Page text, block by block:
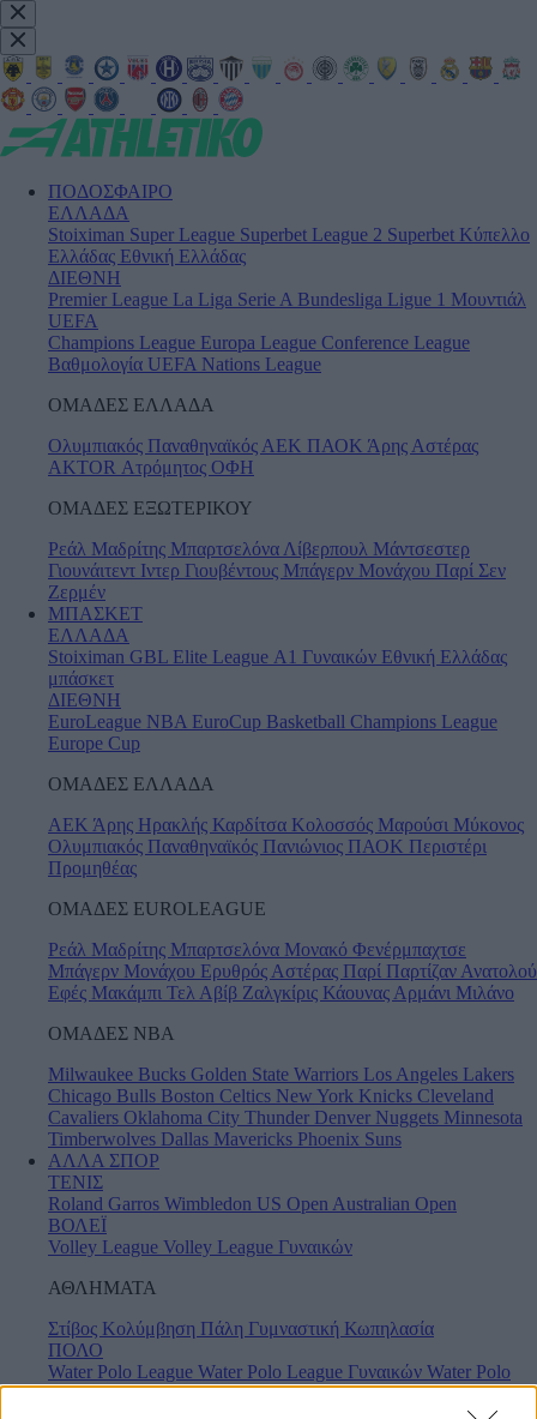
ΠΟΔΟΣΦΑΙΡΟ
ΕΛΛΑΔΑ
Stoiximan Super League Superbet League 2 Superbet Κύπελλο
Ελλάδας Εθνική Ελλάδας
ΔΙΕΘΝΗ
Premier League La Liga Serie A Bundesliga Ligue 1 Μουντιάλ
UEFA
Champions League Europa League Conference League
Βαθμολογία UEFA Nations League
ΟΜΑΔΕΣ ΕΛΛΑΔΑ
Ολυμπιακός Παναθηναϊκός ΑΕΚ ΠΑΟΚ Άρης Αστέρας
AKTOR Ατρόμητος ΟΦΗ
ΟΜΑΔΕΣ ΕΞΩΤΕΡΙΚΟΥ
Ρεάλ Μαδρίτης Μπαρτσελόνα Λίβερπουλ Μάντσεστερ
Γιουνάιτεντ Ιντερ Γιουβέντους Μπάγερν Μονάχου Παρί Σεν
Ζερμέν
ΜΠΑΣΚΕΤ
ΕΛΛΑΔΑ
Stoiximan GBL Elite League Α1 Γυναικών Εθνική Ελλάδας
μπάσκετ
ΔΙΕΘΝΗ
EuroLeague NBA EuroCup Basketball Champions League
Europe Cup
ΟΜΑΔΕΣ ΕΛΛΑΔΑ
ΑΕΚ Άρης Ηρακλής Καρδίτσα Κολοσσός Μαρούσι Μύκονος
Ολυμπιακός Παναθηναϊκός Πανιώνιος ΠΑΟΚ Περιστέρι
Προμηθέας
ΟΜΑΔΕΣ EUROLEAGUE
Ρεάλ Μαδρίτης Μπαρτσελόνα Μονακό Φενέρμπαχτσε
Μπάγερν Μονάχου Ερυθρός Αστέρας Παρί Παρτίζαν Ανατολού
Εφές Μακάμπι Τελ Αβίβ Ζαλγκίρις Κάουνας Αρμάνι Μιλάνο
ΟΜΑΔΕΣ ΝΒΑ
Milwaukee Bucks Golden State Warriors Los Angeles Lakers
Chicago Bulls Boston Celtics New York Knicks Cleveland
Cavaliers Oklahoma City Thunder Denver Nuggets Minnesota
Timberwolves Dallas Mavericks Phoenix Suns
ΑΛΛΑ ΣΠΟΡ
ΤΕΝΙΣ
Roland Garros Wimbledon US Open Australian Open
ΒΟΛΕΪ
Volley League Volley League Γυναικών
ΑΘΛΗΜΑΤΑ
Στίβος Κολύμβηση Πάλη Γυμναστική Κωπηλασία
ΠΟΛΟ
Water Polo League Water Polo League Γυναικών Water Polo
Champions LeagueWater Polo Champions League Γυναικών